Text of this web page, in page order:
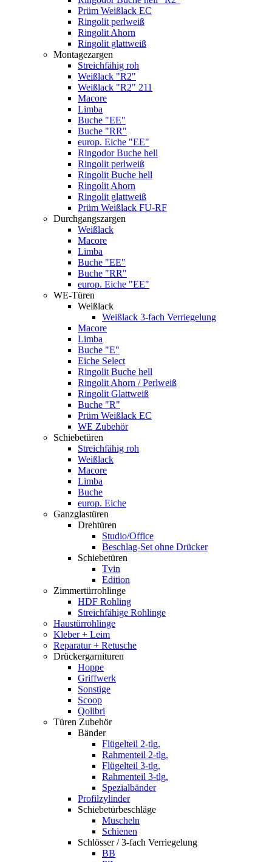
Prüm Weißlack EC
Ringolit perlweiß
Ringolit Ahorn
Ringolit glattweiß
Montagezargen
Streichfähig roh
Weißlack "R2"
Weißlack "R2" 211
Macore
Limba
Buche "EE"
Buche "RR"
europ. Eiche "EE"
Ringodor Buche hell
Ringolit perlweiß
Ringolit Buche hell
Ringolit Ahorn
Ringolit glattweiß
Prüm Weißlack FU-RF
Durchgangszargen
Weißlack
Macore
Limba
Buche "EE"
Buche "RR"
europ. Eiche "EE"
WE-Türen
Weißlack
Weißlack 3-fach Verriegelung
Macore
Limba
Buche "E"
Eiche Select
Ringolit Buche hell
Ringolit Ahorn / Perlweiß
Ringolit Glattweiß
Buche "R"
Prüm Weißlack EC
WE Zubehör
Schiebetüren
Streichfähig roh
Weißlack
Macore
Limba
Buche
europ. Eiche
Ganzglastüren
Drehtüren
Studio/Office
Beschlag-Set ohne Drücker
Schiebetüren
Tvin
Edition
Zimmertürrohlinge
HDF Rohling
Streichfähige Rohlinge
Haustürrohlinge
Kleber + Leim
Reparatur + Retusche
Drückergarnituren
Hoppe
Griffwerk
Sonstige
Scoop
Qolibri
Türen Zubehör
Bänder
Flügelteil 2-tlg.
Rahmenteil 2-tlg.
Flügelteil 3-tlg.
Rahmenteil 3-tlg.
Spezialbänder
Profilzylinder
Schiebetürbeschläge
Muscheln
Schienen
Schlösser / 3-fach Verriegelung
BB